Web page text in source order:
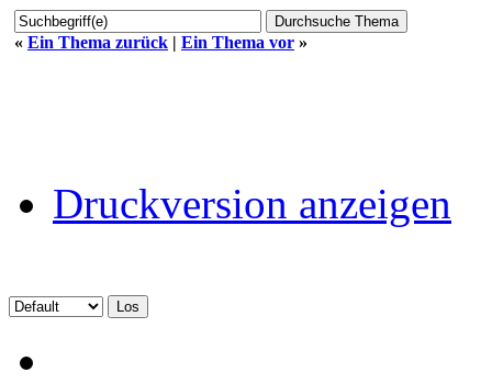
« Ein Thema zurück | Ein Thema vor »
Druckversion anzeigen